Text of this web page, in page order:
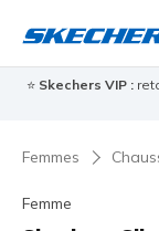
⭐ Skechers VIP :
Femmes
Femme